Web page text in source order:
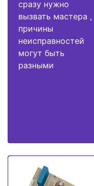
сразу нужно
вызвать мастера ,
причины
неисправностей
могут быть
разными